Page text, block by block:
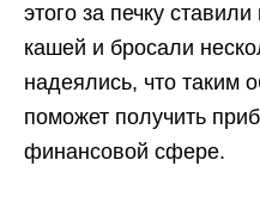
этого за печку
кашей и бросали
надеялись, что таким
поможет получить
финансовой сфере.